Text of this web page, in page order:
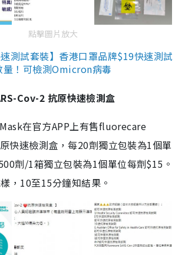
點擊圖片放大
測試套裝】香港口罩品牌$19快速測試
量！可檢測Omicron病毒
Cov-2 抗原快速檢測盒
在官方APP上有售fluorecare
快速檢測盒，每20劑獨立包裝為1個單
劑/1箱獨立包裝為1個單位每劑$15。
，10至15分鐘知結果。